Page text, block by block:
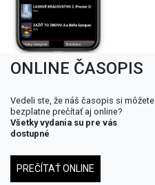
ONLINE ČASOPIS
Vedeli ste, že náš časopis si môžete
bezplatne prečítať aj online?
Všetky vydania su pre vás
dostupné
PREČÍTAŤ ONLINE